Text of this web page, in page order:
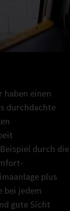
einen
durchdachte
durch die
plus
bei jedem
gute Sicht